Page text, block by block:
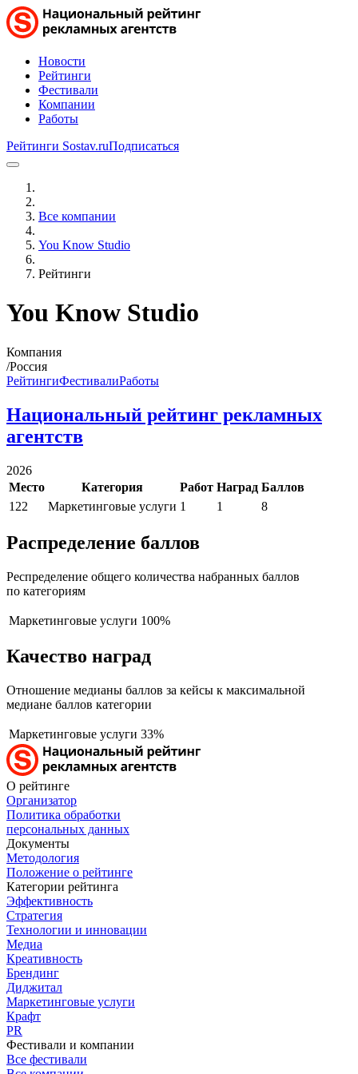
Новости
Рейтинги
Фестивали
Компании
Работы
Рейтинги Sostav.ruПодписаться
Все компании
You Know Studio
Рейтинги
You Know Studio
Компания
/Россия
РейтингиФестивалиРаботы
Национальный рейтинг рекламных
агентств
2026
Место
Категория Работ Наград Баллов
122
Маркетинговые услуги 1 1 8
Распределение баллов
Респределение общего количества набранных баллов
по категориям
Маркетинговые услуги 100%
Качество наград
Отношение медианы баллов за кейсы к максимальной
медиане баллов категории
Маркетинговые услуги 33%
О рейтинге
Организатор
Политика обработки
персональных данных
Документы
Методология
Положение о рейтинге
Категории рейтинга
Эффективность
Стратегия
Технологии и инновации
Медиа
Креативность
Брендинг
Диджитал
Маркетинговые услуги
Крафт
PR
Фестивали и компании
Все фестивали